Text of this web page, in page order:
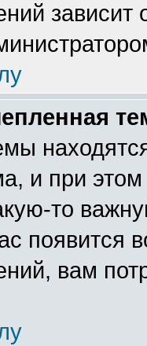
зависит
и при
то
появится
вам